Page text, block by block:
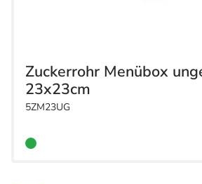
Zuckerrohr Menübox
23x23cm
5ZM23UG